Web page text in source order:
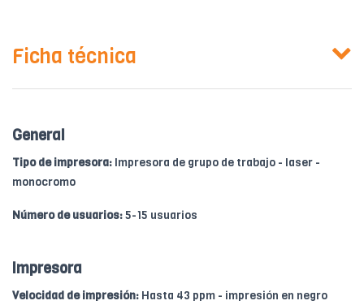
Ficha técnica
General
Tipo de impresora: Impresora de grupo de trabajo - laser -
monocromo
Número de usuarios:5-15 usuarios
Impresora
Velocidad de impresión: Hasta 43 ppm - impresión en negro